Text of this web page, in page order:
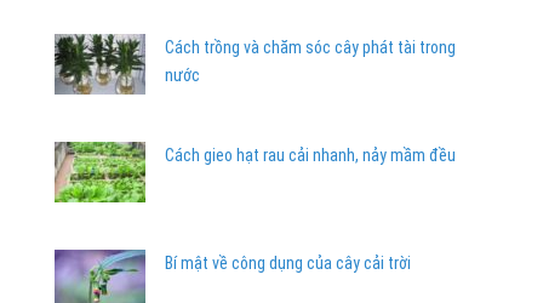
Cách trồng và chăm sóc cây phát tài trong
nước
Cách gieo hạt rau cải nhanh, nảy mầm đều
Bí mật về công dụng của cây cải trời